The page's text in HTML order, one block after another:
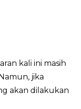
kali ini masih
jika
akan dilakukan